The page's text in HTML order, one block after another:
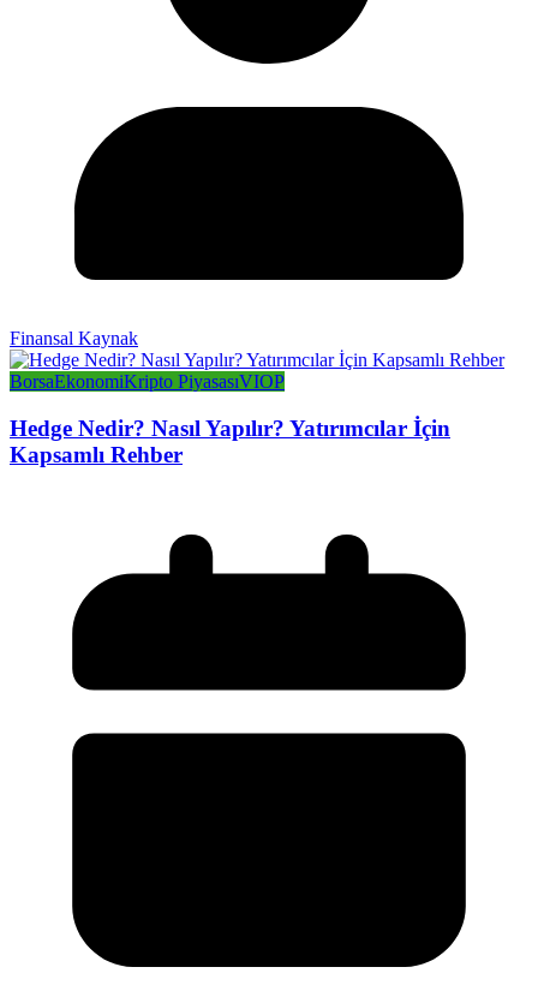
Finansal Kaynak
BorsaEkonomiKripto PiyasasıVIOP
Hedge Nedir? Nasıl Yapılır? Yatırımcılar İçin
Kapsamlı Rehber